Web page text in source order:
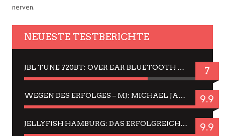
nerven.
NEUESTE TESTBERICHTE
JBL TUNE 720BT: OVER EAR BLUETOOTH KOPFHÖRER UM DIE 50,-€ IM DAUER-TEST 7
WEGEN DES ERFOLGES – MJ: MICHAEL JACKSON MUSICAL IN EINER MATINEE SEHEN 9.9
JELLYFISH HAMBURG: DAS ERFOLGREICHE SOMMER-MENÜ 2025 IN GEFÜHLEN UND BILDERN 9.9